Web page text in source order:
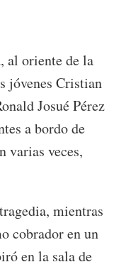
al oriente de la
jóvenes Cristian
Josué Pérez
a bordo de
varias veces,
mientras
cobrador en un
en la sala de